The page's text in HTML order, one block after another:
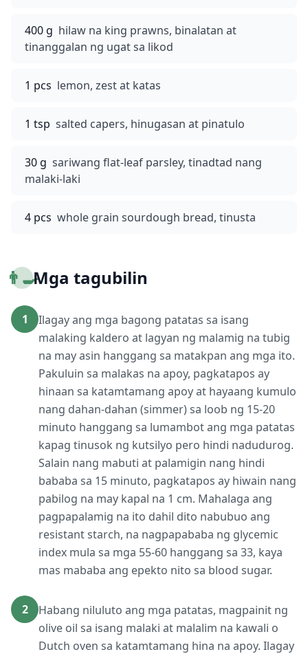
400 g hilaw na king prawns, binalatan at
tinanggalan ng ugat sa likod
1 pcs lemon, zest at katas
1 tsp salted capers, hinugasan at pinatulo
30 g sariwang flat-leaf parsley, tinadtad nang
malaki-laki
4 pcs whole grain sourdough bread, tinusta
👨‍🍳Mga tagubilin
1
Ilagay ang mga bagong patatas sa isang
malaking kaldero at lagyan ng malamig na tubig
na may asin hanggang sa matakpan ang mga ito.
Pakuluin sa malakas na apoy, pagkatapos ay
hinaan sa katamtamang apoy at hayaang kumulo
nang dahan-dahan (simmer) sa loob ng 15-20
minuto hanggang sa lumambot ang mga patatas
kapag tinusok ng kutsilyo pero hindi nadudurog.
Salain nang mabuti at palamigin nang hindi
bababa sa 15 minuto, pagkatapos ay hiwain nang
pabilog na may kapal na 1 cm. Mahalaga ang
pagpapalamig na ito dahil dito nabubuo ang
resistant starch, na nagpapababa ng glycemic
index mula sa mga 55-60 hanggang sa 33, kaya
mas mababa ang epekto nito sa blood sugar.
2
Habang niluluto ang mga patatas, magpainit ng
olive oil sa isang malaki at malalim na kawali o
Dutch oven sa katamtamang hina na apoy. Ilagay